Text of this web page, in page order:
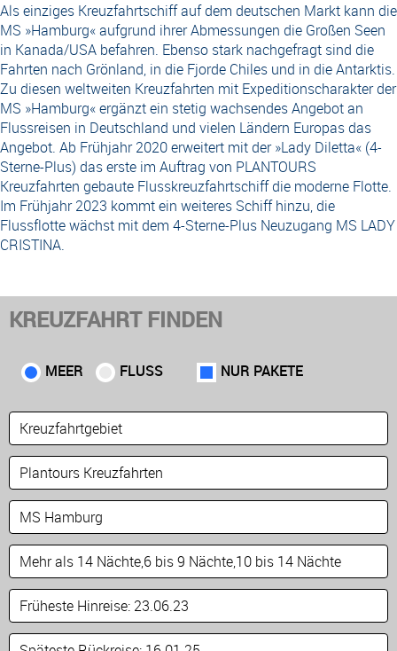
Als einziges Kreuzfahrtschiff auf dem deutschen Markt kann die
MS »Hamburg« aufgrund ihrer Abmessungen die Großen Seen
in Kanada/USA befahren. Ebenso stark nachgefragt sind die
Fahrten nach Grönland, in die Fjorde Chiles und in die Antarktis.
Zu diesen weltweiten Kreuzfahrten mit Expeditionscharakter der
MS »Hamburg« ergänzt ein stetig wachsendes Angebot an
Flussreisen in Deutschland und vielen Ländern Europas das
Angebot. Ab Frühjahr 2020 erweitert mit der »Lady Diletta« (4-
Sterne-Plus) das erste im Auftrag von PLANTOURS
Kreuzfahrten gebaute Flusskreuzfahrtschiff die moderne Flotte.
Im Frühjahr 2023 kommt ein weiteres Schiff hinzu, die
Flussflotte wächst mit dem 4-Sterne-Plus Neuzugang MS LADY
CRISTINA.
KREUZFAHRT FINDEN
MEER FLUSS NUR PAKETE